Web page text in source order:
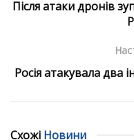
Після атаки дронів
Росія атакувала два
Схожі Новини